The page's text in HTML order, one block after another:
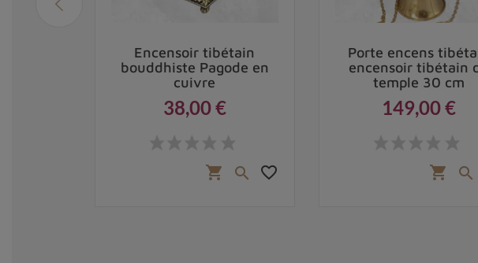
Encensoir tibétain
bouddhiste Pagode en
cuivre
38,00 €
shopping_cart  favorite_border
Porte encens
encensoir tibétain
temple 30 cm
149,00 €
shopping_cart 